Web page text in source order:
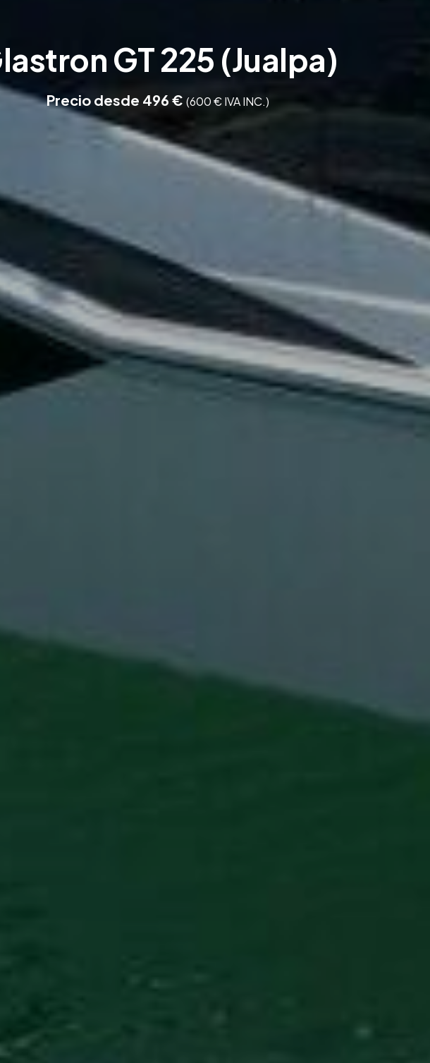
GT 225 (Jualpa)
Precio desde 496 € (600 € IVA INC.)